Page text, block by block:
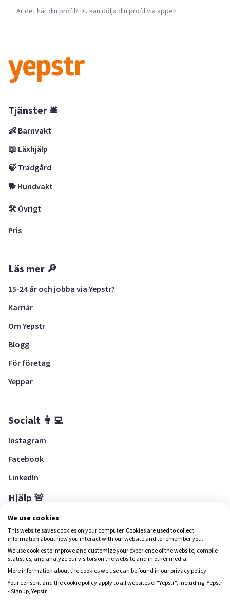
Är det här din profil? Du kan dölja din profil via appen
Tjänster 🛎
👶 Barnvakt
📖 Läxhjälp
🍃 Trädgård
🐕 Hundvakt
🛠 Övrigt
Pris
Läs mer 🔎
15-24 år och jobba via Yepstr?
Karriär
Om Yepstr
Blogg
För företag
Yeppar
Socialt 👩‍💻
Instagram
Facebook
LinkedIn
Hjälp 🚨
Hjälpcenter
Ladda ned Yepstr
Ladda ned Yepstr
We use cookies
This website saves cookies on your computer. Cookies are used to collect
information about how you interact with our website and to remember you.
We use cookies to improve and customize your experience of the website, compile
statistics, and analyze our visitors on the website and in other media.
More information about the cookies we use can be found in our privacy policy.
Your consent and the cookie policy apply to all websites of "Yepstr", including: Yepstr
- Signup, Yepstr.